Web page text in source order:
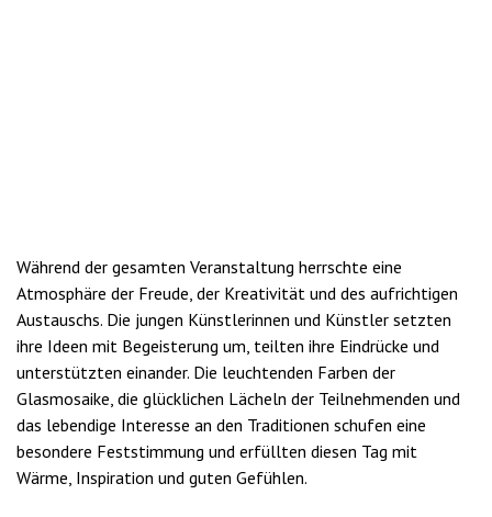
Während der gesamten Veranstaltung herrschte eine
Atmosphäre der Freude, der Kreativität und des aufrichtigen
Austauschs. Die jungen Künstlerinnen und Künstler setzten
ihre Ideen mit Begeisterung um, teilten ihre Eindrücke und
unterstützten einander. Die leuchtenden Farben der
Glasmosaike, die glücklichen Lächeln der Teilnehmenden und
das lebendige Interesse an den Traditionen schufen eine
besondere Feststimmung und erfüllten diesen Tag mit
Wärme, Inspiration und guten Gefühlen.